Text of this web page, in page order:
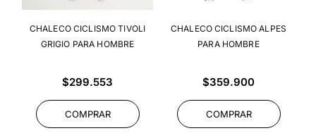
CHALECO CICLISMO TIVOLI
GRIGIO PARA HOMBRE
Precio
$299.553
COMPRAR
CHALECO CICLISMO ALPES
PARA HOMBRE
Precio
$359.900
COMPRAR